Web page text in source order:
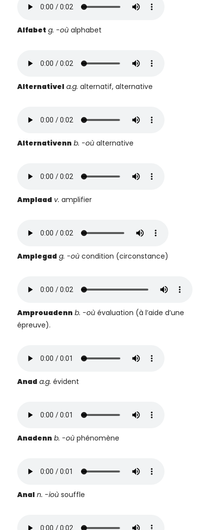
Alfabet g. -où alphabet
Alternativel a.g. alternatif, alternative
Alternativenn b. -où alternative
Amplaad v. amplifier
Amplegad g. -où condition (circonstance)
Amprouadenn b. -où évaluation (à l’aide d’une
épreuve).
Anad a.g. évident
Anadenn b. -où phénomène
Anal n. -ioù souffle